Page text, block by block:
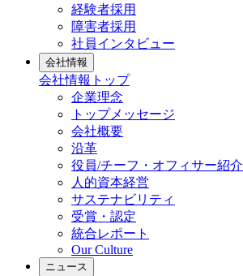
経験者採用
障害者採用
社員インタビュー
会社情報
会社情報 トップ
企業理念
トップメッセージ
会社概要
沿革
役員/チーフ・オフィサー紹介
人的資本経営
サステナビリティ
受賞・認定
統合レポート
Our Culture
ニュース